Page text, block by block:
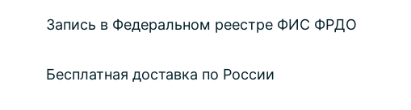
Запись в Федеральном реестре ФИС ФРДО
Бесплатная доставка по России